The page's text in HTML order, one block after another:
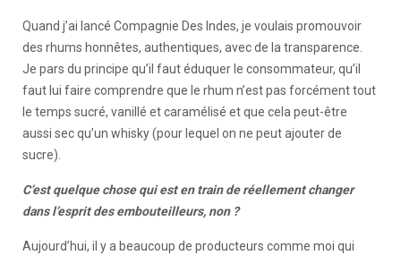
Quand j’ai lancé Compagnie Des Indes, je voulais promouvoir
des rhums honnêtes, authentiques, avec de la transparence.
Je pars du principe qu’il faut éduquer le consommateur, qu’il
faut lui faire comprendre que le rhum n’est pas forcément tout
le temps sucré, vanillé et caramélisé et que cela peut-être
aussi sec qu’un whisky (pour lequel on ne peut ajouter de
sucre).
C’est quelque chose qui est en train de réellement changer
dans l’esprit des embouteilleurs, non ?
Aujourd’hui, il y a beaucoup de producteurs comme moi qui